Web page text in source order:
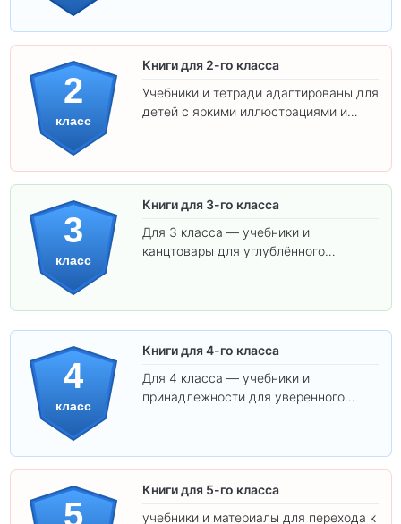
2
класс
Книги для 2-го класса
Учебники и тетради адаптированы для
детей с яркими иллюстрациями и
3
класс
Книги для 3-го класса
Для 3 класса — учебники и
канцтовары для углублённого
4
класс
Книги для 4-го класса
Для 4 класса — учебники и
принадлежности для уверенного
5
Книги для 5-го класса
учебники и материалы для перехода к